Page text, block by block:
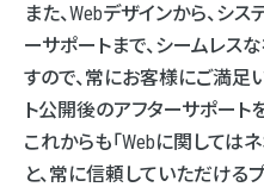
また、Webデザインから、シス
ーサポートまで、シームレス
すので、常にお客様にご満足
ト公開後のアフターサポート
これからも「Webに関しては
と、常に信頼していただける